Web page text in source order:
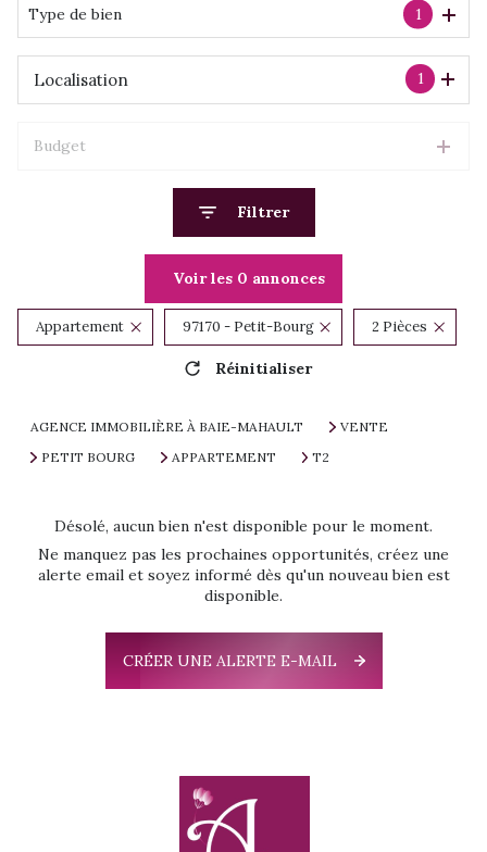
Type de bien 1
1
Localisation
Budget
Filtrer
Voir les 0 annonces
Appartement 97170 - Petit-Bourg 2 Pièces
Réinitialiser
AGENCE IMMOBILIÈRE À BAIE-MAHAULT
VENTE
PETIT BOURG
APPARTEMENT T2
Désolé, aucun bien n'est disponible pour le moment.
Ne manquez pas les prochaines opportunités, créez une
alerte email et soyez informé dès qu'un nouveau bien est
disponible.
CRÉER UNE ALERTE E-MAIL